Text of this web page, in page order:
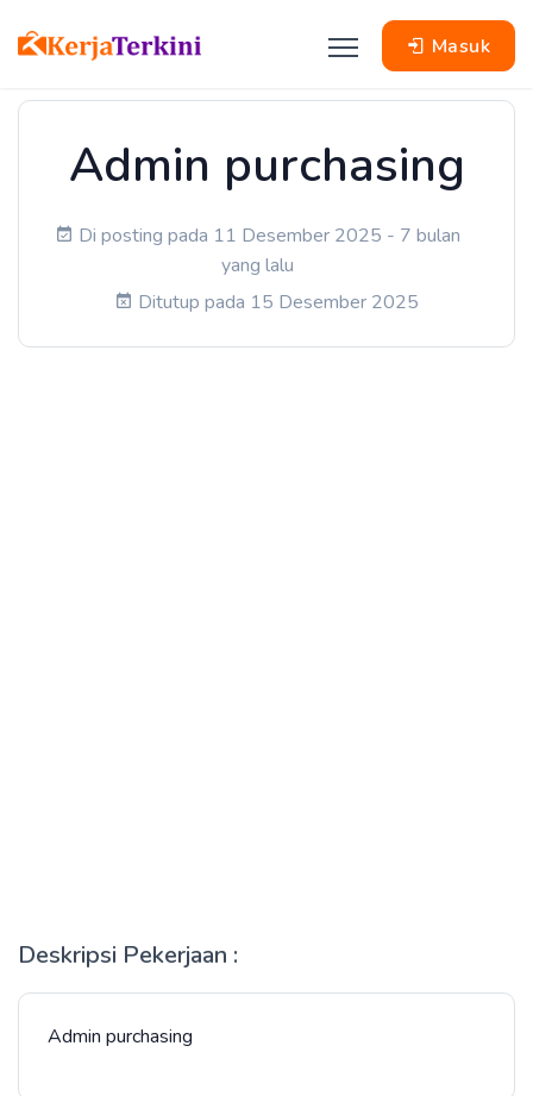
Masuk
Admin purchasing
Di posting pada 11 Desember 2025 - 7 bulan
yang lalu
Ditutup pada 15 Desember 2025
Deskripsi Pekerjaan :
Admin purchasing